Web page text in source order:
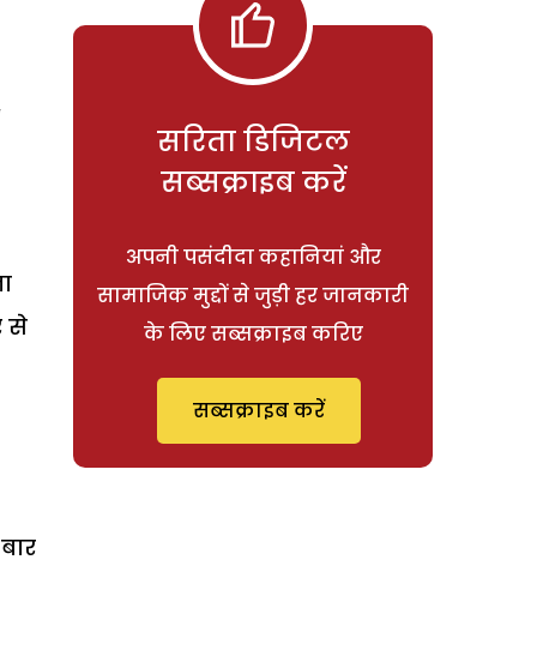
से
सरिता डिजिटल
सब्सक्राइब करें
अपनी पसंदीदा कहानियां और
सामाजिक मुद्दों से जुड़ी हर जानकारी
के लिए सब्सक्राइब करिए
सब्सक्राइब करें